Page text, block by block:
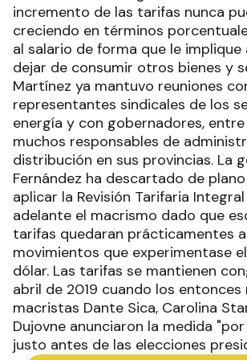
incremento de las tarifas nunca
creciendo en términos
al salario de forma que le implique
dejar de consumir otros bienes y
Martínez ya mantuvo reuniones
representantes sindicales de los
energía y con gobernadores,
muchos responsables de
distribución en sus provincias. La
Fernández ha descartado de
aplicar la Revisión Tarifaria
adelante el macrismo dado que
tarifas quedaran prácticamentes
movimientos que experimentase
dólar. Las tarifas se mantienen
abril de 2019 cuando los
macristas Dante Sica, Carolina
Dujovne anunciaron la medida
justo antes de las elecciones